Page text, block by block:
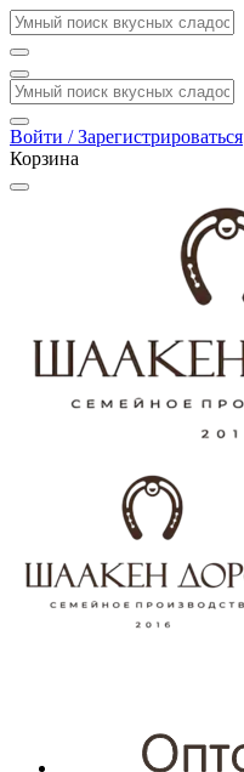
Войти / Зарегистрироваться
Корзина